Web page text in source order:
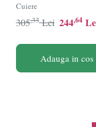
Cuiere
244,64
305,33 Lei
Adauga in cos